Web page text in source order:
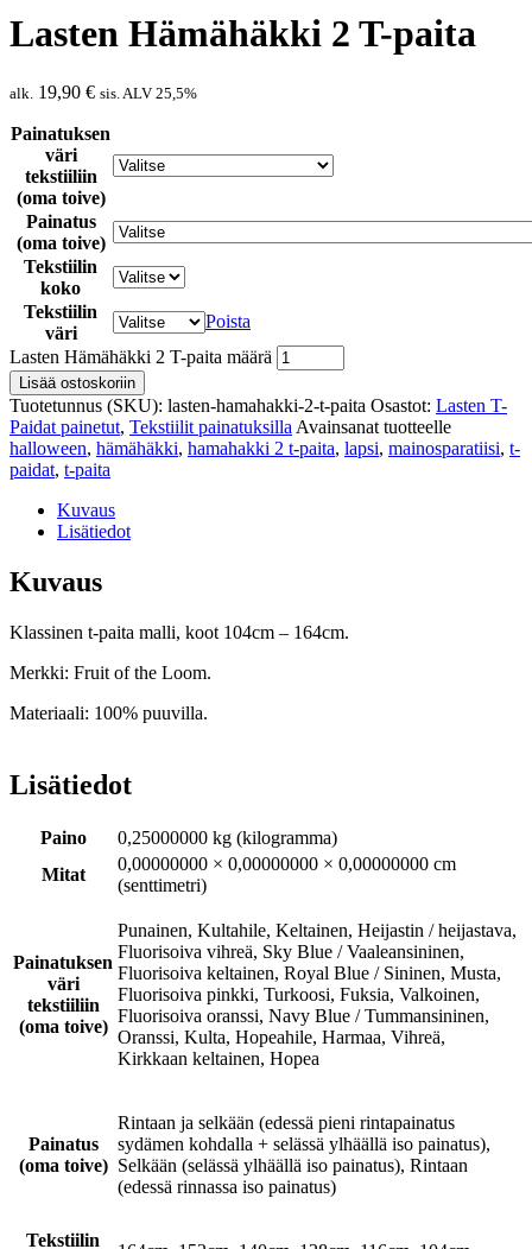
Lasten Hämähäkki 2 T-paita
alk. 19,90 € sis. ALV 25,5%
Painatuksen
väri
tekstiiliin
(oma toive)
Painatus
(oma toive)
Tekstiilin
koko
Tekstiilin
väri
Poista
Lasten Hämähäkki 2 T-paita määrä
Lisää ostoskoriin
Tuotetunnus (SKU): lasten-hamahakki-2-t-paita Osastot: Lasten T-
Paidat painetut, Tekstiilit painatuksilla Avainsanat tuotteelle
halloween, hämähäkki, hamahakki 2 t-paita, lapsi, mainosparatiisi, t-
paidat, t-paita
Kuvaus
Lisätiedot
Kuvaus
Klassinen t-paita malli, koot 104cm – 164cm.
Merkki: Fruit of the Loom.
Materiaali: 100% puuvilla.
Lisätiedot
Paino
0,25000000 kg (kilogramma)
Mitat
0,00000000 × 0,00000000 × 0,00000000 cm
(senttimetri)
Painatuksen
väri
tekstiiliin
(oma toive)
Punainen, Kultahile, Keltainen, Heijastin / heijastava,
Fluorisoiva vihreä, Sky Blue / Vaaleansininen,
Fluorisoiva keltainen, Royal Blue / Sininen, Musta,
Fluorisoiva pinkki, Turkoosi, Fuksia, Valkoinen,
Fluorisoiva oranssi, Navy Blue / Tummansininen,
Oranssi, Kulta, Hopeahile, Harmaa, Vihreä,
Kirkkaan keltainen, Hopea
Painatus
(oma toive)
Rintaan ja selkään (edessä pieni rintapainatus
sydämen kohdalla + selässä ylhäällä iso painatus),
Selkään (selässä ylhäällä iso painatus), Rintaan
(edessä rinnassa iso painatus)
Tekstiilin